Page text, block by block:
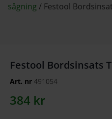
sågning / Festool
Festool Bordsinsats
Art. nr 491054
384 kr